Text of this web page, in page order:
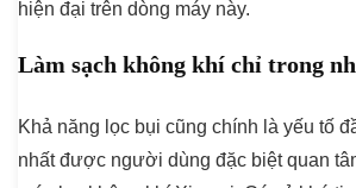
hiện đại trên dòng máy này.
Làm sạch không khí chỉ trong
Khả năng lọc bụi cũng chính là yếu tố
nhất được người dùng đặc biệt quan